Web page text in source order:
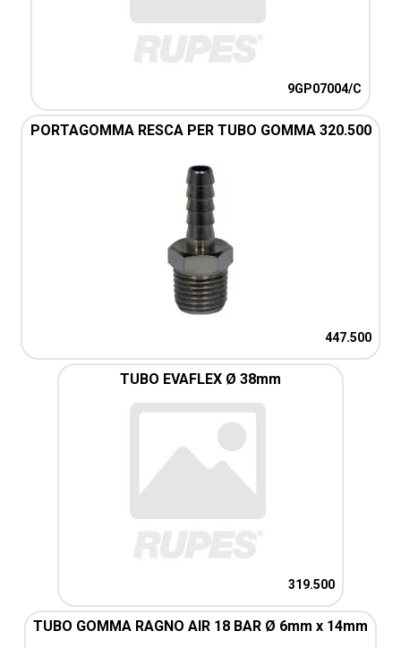
9GP07004/C
PORTAGOMMA RESCA PER TUBO GOMMA 320.500
447.500
TUBO EVAFLEX Ø 38mm
319.500
TUBO GOMMA RAGNO AIR 18 BAR Ø 6mm x 14mm